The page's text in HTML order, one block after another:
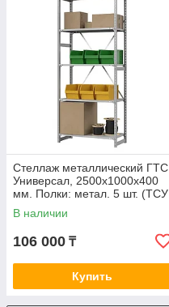
Стеллаж металлический ГТС
Универсал, 2500x1000x400
мм. Полки: метал. 5 шт. (ТСУ
25100450)
В наличии
106 000 ₸
Купить